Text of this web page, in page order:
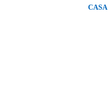
CASA